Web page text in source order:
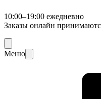
10:00–19:00 ежедневно
Заказы онлайн
Меню